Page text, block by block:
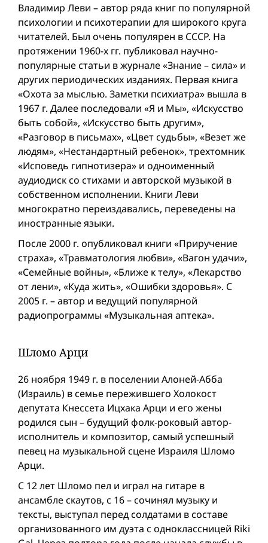
Владимир Леви – автор ряда книг по популярной
психологии и психотерапии для широкого круга
читателей. Был очень популярен в СССР. На
протяжении 1960-х гг. публиковал научно-
популярные статьи в журнале «Знание – сила» и
других периодических изданиях. Первая книга
«Охота за мыслью. Заметки психиатра» вышла в
1967 г. Далее последовали «Я и Мы», «Искусство
быть собой», «Искусство быть другим»,
«Разговор в письмах», «Цвет судьбы», «Везет же
людям», «Нестандартный ребенок», трехтомник
«Исповедь гипнотизера» и одноименный
аудиодиск со стихами и авторской музыкой в
собственном исполнении. Книги Леви
многократно переиздавались, переведены на
иностранные языки.
После 2000 г. опубликовал книги «Приручение
страха», «Травматология любви», «Вагон удачи»,
«Семейные войны», «Ближе к телу», «Лекарство
от лени», «Куда жить», «Ошибки здоровья». С
2005 г. – автор и ведущий популярной
радиопрограммы «Музыкальная аптека».
Шломо Арци
26 ноября 1949 г. в поселении Алоней-Абба
(Израиль) в семье пережившего Холокост
депутата Кнессета Ицхака Арци и его жены
родился сын – будущий фолк-роковый автор-
исполнитель и композитор, самый успешный
певец на музыкальной сцене Израиля Шломо
Арци.
С 12 лет Шломо пел и играл на гитаре в
ансамбле скаутов, с 16 – сочинял музыку и
тексты, выступал перед солдатами в составе
организованного им дуэта с одноклассницей Riki